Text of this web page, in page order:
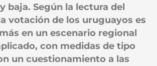
baja. Según la lectura del
votación de los uruguayos es
en un escenario regional
con medidas de tipo
un cuestionamiento a las